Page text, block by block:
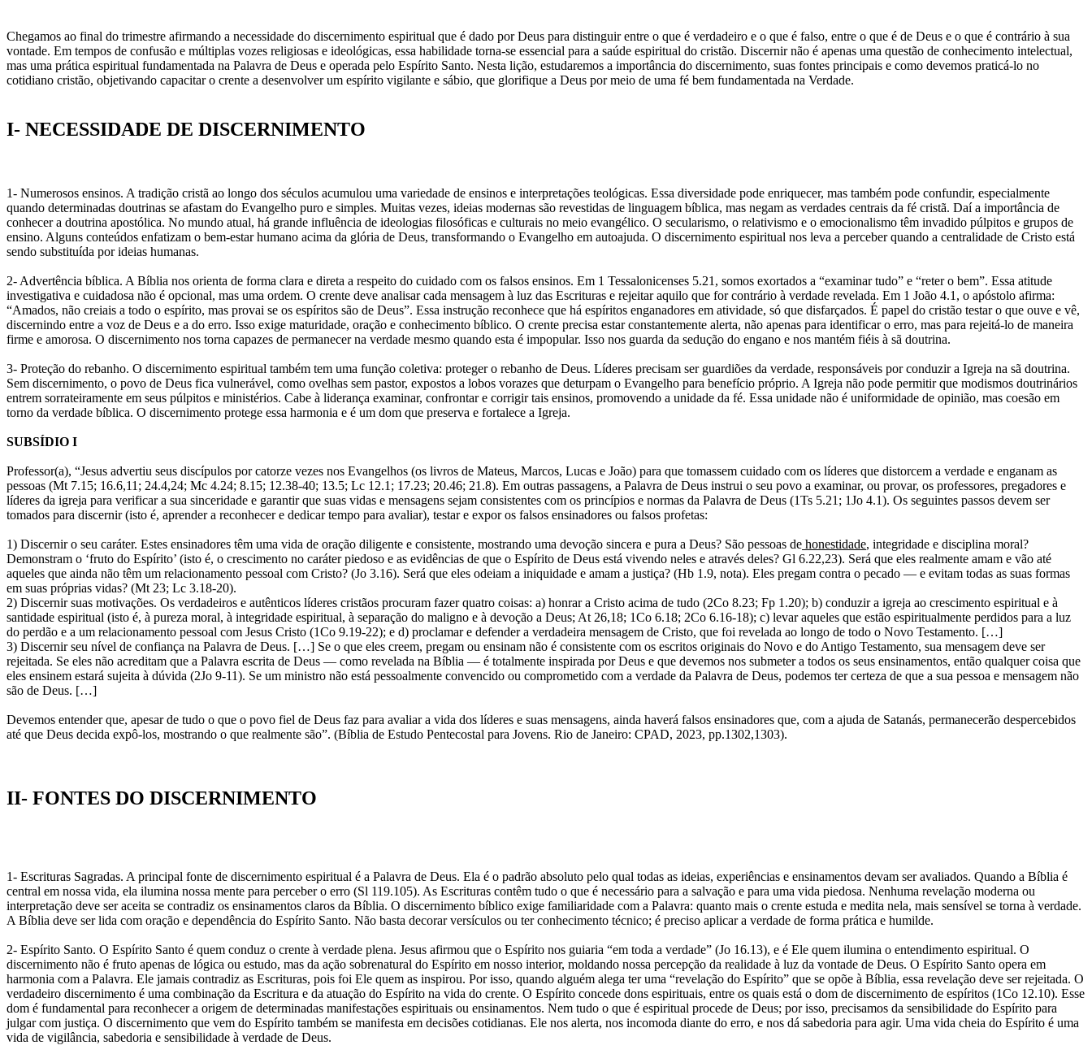
Chegamos ao final do trimestre afirmando a necessidade do discernimento espiritual que é dado por Deus para distinguir entre o que é verdadeiro e o que é falso, entre o que é de Deus e o que é contrário à sua
vontade. Em tempos de confusão e múltiplas vozes religiosas e ideológicas, essa habilidade torna-se essencial para a saúde espiritual do cristão. Discernir não é apenas uma questão de conhecimento intelectual,
mas uma prática espiritual fundamentada na Palavra de Deus e operada pelo Espírito Santo. Nesta lição, estudaremos a importância do discernimento, suas fontes principais e como devemos praticá-lo no
cotidiano cristão, objetivando capacitar o crente a desenvolver um espírito vigilante e sábio, que glorifique a Deus por meio de uma fé bem fundamentada na Verdade.
I- NECESSIDADE DE DISCERNIMENTO
1- Numerosos ensinos. A tradição cristã ao longo dos séculos acumulou uma variedade de ensinos e interpretações teológicas. Essa diversidade pode enriquecer, mas também pode confundir, especialmente
quando determinadas doutrinas se afastam do Evangelho puro e simples. Muitas vezes, ideias modernas são revestidas de linguagem bíblica, mas negam as verdades centrais da fé cristã. Daí a importância de
conhecer a doutrina apostólica. No mundo atual, há grande influência de ideologias filosóficas e culturais no meio evangélico. O secularismo, o relativismo e o emocionalismo têm invadido púlpitos e grupos de
ensino. Alguns conteúdos enfatizam o bem-estar humano acima da glória de Deus, transformando o Evangelho em autoajuda. O discernimento espiritual nos leva a perceber quando a centralidade de Cristo está
sendo substituída por ideias humanas.
2- Advertência bíblica. A Bíblia nos orienta de forma clara e direta a respeito do cuidado com os falsos ensinos. Em 1 Tessalonicenses 5.21, somos exortados a “examinar tudo” e “reter o bem”. Essa atitude
investigativa e cuidadosa não é opcional, mas uma ordem. O crente deve analisar cada mensagem à luz das Escrituras e rejeitar aquilo que for contrário à verdade revelada. Em 1 João 4.1, o apóstolo afirma:
“Amados, não creiais a todo o espírito, mas provai se os espíritos são de Deus”. Essa instrução reconhece que há espíritos enganadores em atividade, só que disfarçados. É papel do cristão testar o que ouve e vê,
discernindo entre a voz de Deus e a do erro. Isso exige maturidade, oração e conhecimento bíblico. O crente precisa estar constantemente alerta, não apenas para identificar o erro, mas para rejeitá-lo de maneira
firme e amorosa. O discernimento nos torna capazes de permanecer na verdade mesmo quando esta é impopular. Isso nos guarda da sedução do engano e nos mantém fiéis à sã doutrina.
3- Proteção do rebanho. O discernimento espiritual também tem uma função coletiva: proteger o rebanho de Deus. Líderes precisam ser guardiões da verdade, responsáveis por conduzir a Igreja na sã doutrina.
Sem discernimento, o povo de Deus fica vulnerável, como ovelhas sem pastor, expostos a lobos vorazes que deturpam o Evangelho para benefício próprio. A Igreja não pode permitir que modismos doutrinários
entrem sorrateiramente em seus púlpitos e ministérios. Cabe à liderança examinar, confrontar e corrigir tais ensinos, promovendo a unidade da fé. Essa unidade não é uniformidade de opinião, mas coesão em
torno da verdade bíblica. O discernimento protege essa harmonia e é um dom que preserva e fortalece a Igreja.
SUBSÍDIO I
Professor(a), “Jesus advertiu seus discípulos por catorze vezes nos Evangelhos (os livros de Mateus, Marcos, Lucas e João) para que tomassem cuidado com os líderes que distorcem a verdade e enganam as
pessoas (Mt 7.15; 16.6,11; 24.4,24; Mc 4.24; 8.15; 12.38-40; 13.5; Lc 12.1; 17.23; 20.46; 21.8). Em outras passagens, a Palavra de Deus instrui o seu povo a examinar, ou provar, os professores, pregadores e
líderes da igreja para verificar a sua sinceridade e garantir que suas vidas e mensagens sejam consistentes com os princípios e normas da Palavra de Deus (1Ts 5.21; 1Jo 4.1). Os seguintes passos devem ser
tomados para discernir (isto é, aprender a reconhecer e dedicar tempo para avaliar), testar e expor os falsos ensinadores ou falsos profetas:
1) Discernir o seu caráter. Estes ensinadores têm uma vida de oração diligente e consistente, mostrando uma devoção sincera e pura a Deus? São pessoas de honestidade, integridade e disciplina moral?
Demonstram o ‘fruto do Espírito’ (isto é, o crescimento no caráter piedoso e as evidências de que o Espírito de Deus está vivendo neles e através deles? Gl 6.22,23). Será que eles realmente amam e vão até
aqueles que ainda não têm um relacionamento pessoal com Cristo? (Jo 3.16). Será que eles odeiam a iniquidade e amam a justiça? (Hb 1.9, nota). Eles pregam contra o pecado — e evitam todas as suas formas
em suas próprias vidas? (Mt 23; Lc 3.18-20).
2) Discernir suas motivações. Os verdadeiros e autênticos líderes cristãos procuram fazer quatro coisas: a) honrar a Cristo acima de tudo (2Co 8.23; Fp 1.20); b) conduzir a igreja ao crescimento espiritual e à
santidade espiritual (isto é, à pureza moral, à integridade espiritual, à separação do maligno e à devoção a Deus; At 26,18; 1Co 6.18; 2Co 6.16-18); c) levar aqueles que estão espiritualmente perdidos para a luz
do perdão e a um relacionamento pessoal com Jesus Cristo (1Co 9.19-22); e d) proclamar e defender a verdadeira mensagem de Cristo, que foi revelada ao longo de todo o Novo Testamento. […]
3) Discernir seu nível de confiança na Palavra de Deus. […] Se o que eles creem, pregam ou ensinam não é consistente com os escritos originais do Novo e do Antigo Testamento, sua mensagem deve ser
rejeitada. Se eles não acreditam que a Palavra escrita de Deus — como revelada na Bíblia — é totalmente inspirada por Deus e que devemos nos submeter a todos os seus ensinamentos, então qualquer coisa que
eles ensinem estará sujeita à dúvida (2Jo 9-11). Se um ministro não está pessoalmente convencido ou comprometido com a verdade da Palavra de Deus, podemos ter certeza de que a sua pessoa e mensagem não
são de Deus. […]
Devemos entender que, apesar de tudo o que o povo fiel de Deus faz para avaliar a vida dos líderes e suas mensagens, ainda haverá falsos ensinadores que, com a ajuda de Satanás, permanecerão despercebidos
até que Deus decida expô-los, mostrando o que realmente são”. (Bíblia de Estudo Pentecostal para Jovens. Rio de Janeiro: CPAD, 2023, pp.1302,1303).
II- FONTES DO DISCERNIMENTO
1- Escrituras Sagradas. A principal fonte de discernimento espiritual é a Palavra de Deus. Ela é o padrão absoluto pelo qual todas as ideias, experiências e ensinamentos devam ser avaliados. Quando a Bíblia é
central em nossa vida, ela ilumina nossa mente para perceber o erro (Sl 119.105). As Escrituras contêm tudo o que é necessário para a salvação e para uma vida piedosa. Nenhuma revelação moderna ou
interpretação deve ser aceita se contradiz os ensinamentos claros da Bíblia. O discernimento bíblico exige familiaridade com a Palavra: quanto mais o crente estuda e medita nela, mais sensível se torna à verdade.
A Bíblia deve ser lida com oração e dependência do Espírito Santo. Não basta decorar versículos ou ter conhecimento técnico; é preciso aplicar a verdade de forma prática e humilde.
2- Espírito Santo. O Espírito Santo é quem conduz o crente à verdade plena. Jesus afirmou que o Espírito nos guiaria “em toda a verdade” (Jo 16.13), e é Ele quem ilumina o entendimento espiritual. O
discernimento não é fruto apenas de lógica ou estudo, mas da ação sobrenatural do Espírito em nosso interior, moldando nossa percepção da realidade à luz da vontade de Deus. O Espírito Santo opera em
harmonia com a Palavra. Ele jamais contradiz as Escrituras, pois foi Ele quem as inspirou. Por isso, quando alguém alega ter uma “revelação do Espírito” que se opõe à Bíblia, essa revelação deve ser rejeitada. O
verdadeiro discernimento é uma combinação da Escritura e da atuação do Espírito na vida do crente. O Espírito concede dons espirituais, entre os quais está o dom de discernimento de espíritos (1Co 12.10). Esse
dom é fundamental para reconhecer a origem de determinadas manifestações espirituais ou ensinamentos. Nem tudo o que é espiritual procede de Deus; por isso, precisamos da sensibilidade do Espírito para
julgar com justiça. O discernimento que vem do Espírito também se manifesta em decisões cotidianas. Ele nos alerta, nos incomoda diante do erro, e nos dá sabedoria para agir. Uma vida cheia do Espírito é uma
vida de vigilância, sabedoria e sensibilidade à verdade de Deus.